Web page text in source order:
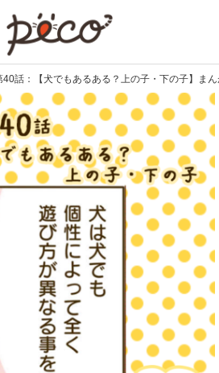
40話：【犬でもあるある？上の子・下の子】ま